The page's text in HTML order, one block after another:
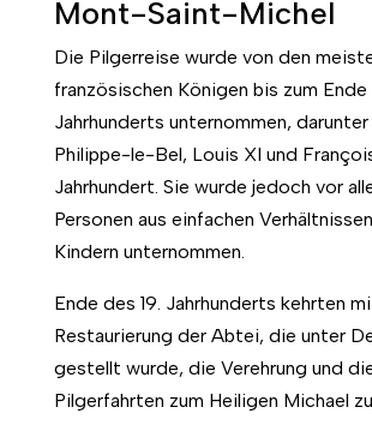
Mont-Saint-Michel
Die Pilgerreise wurde von den
französischen Königen bis zum Ende
Jahrhunderts unternommen,
Philippe-le-Bel, Louis XI und
Jahrhundert. Sie wurde jedoch vor
Personen aus einfachen
Kindern unternommen.
Ende des 19. Jahrhunderts kehrten
Restaurierung der Abtei, die unter
gestellt wurde, die Verehrung und
Pilgerfahrten zum Heiligen Michael